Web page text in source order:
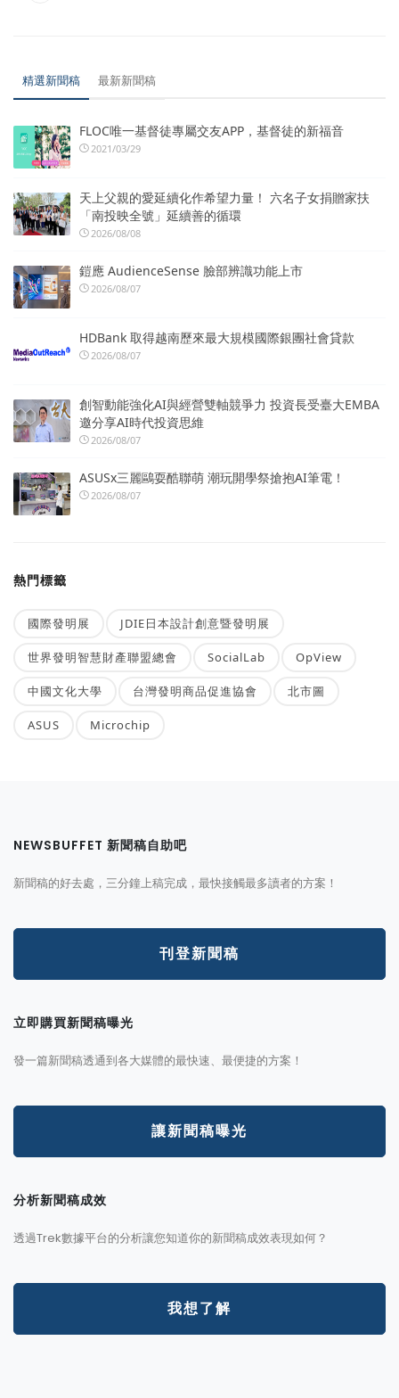
精選新聞稿 最新新聞稿
FLOC唯一基督徒專屬交友APP，基督徒的新福音
2021/03/29
天上父親的愛延續化作希望力量！ 六名子女捐贈家扶
「南投映全號」延續善的循環
2026/08/08
鎧應 AudienceSense 臉部辨識功能上市
2026/08/07
HDBank 取得越南歷來最大規模國際銀團社會貸款
2026/08/07
創智動能強化AI與經營雙軸競爭力 投資長受臺大EMBA
邀分享AI時代投資思維
2026/08/07
ASUSx三麗鷗耍酷聯萌 潮玩開學祭搶抱AI筆電！
2026/08/07
熱門標籤
國際發明展 JDIE日本設計創意暨發明展
世界發明智慧財產聯盟總會 SocialLab OpView
中國文化大學 台灣發明商品促進協會 北市圖
ASUS Microchip
NEWSBUFFET 新聞稿自助吧
新聞稿的好去處，三分鐘上稿完成，最快接觸最多讀者的方案！
刊登新聞稿
立即購買新聞稿曝光
發一篇新聞稿透通到各大媒體的最快速、最便捷的方案！
讓新聞稿曝光
分析新聞稿成效
透過Trek數據平台的分析讓您知道你的新聞稿成效表現如何？
我想了解